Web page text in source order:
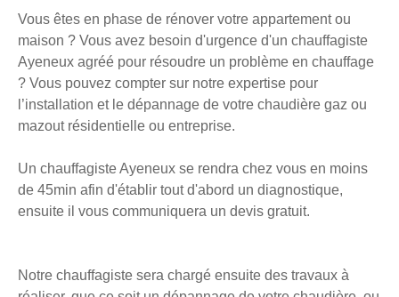
Vous êtes en phase de rénover votre appartement ou
maison ? Vous avez besoin d'urgence d'un chauffagiste
Ayeneux agréé pour résoudre un problème en chauffage
? Vous pouvez compter sur notre expertise pour
l’installation et le dépannage de votre chaudière gaz ou
mazout résidentielle ou entreprise.
Un chauffagiste Ayeneux se rendra chez vous en moins
de 45min afin d'établir tout d'abord un diagnostique,
ensuite il vous communiquera un devis gratuit.
Notre chauffagiste sera chargé ensuite des travaux à